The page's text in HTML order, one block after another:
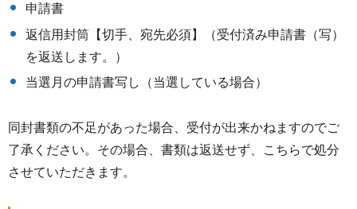
申請書
返信用封筒【切手、宛先必須】（受付済み申請書（写）
を返送します。）
当選月の申請書写し（当選している場合）
同封書類の不足があった場合、受付が出来かねますのでご
了承ください。その場合、書類は返送せず、こちらで処分
させていただきます。